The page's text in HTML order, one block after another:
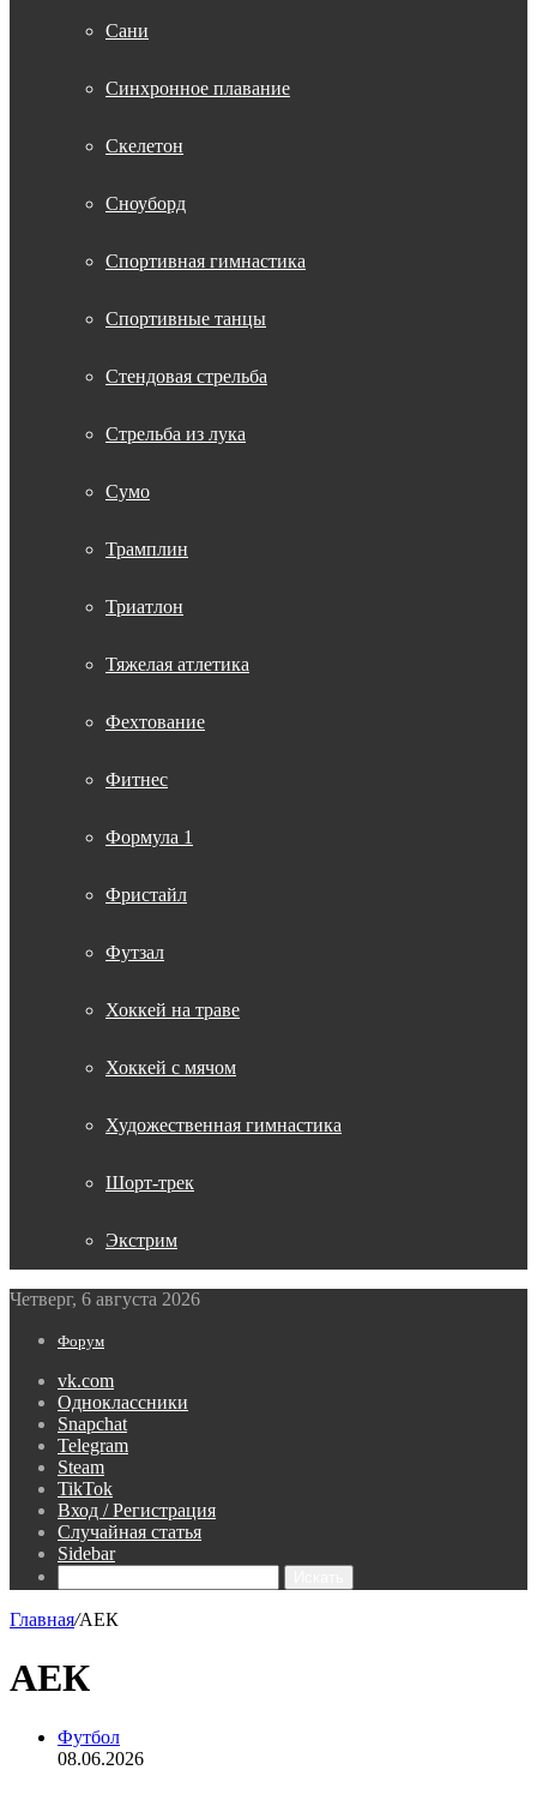
Сани
Синхронное плавание
Скелетон
Сноуборд
Спортивная гимнастика
Спортивные танцы
Стендовая стрельба
Стрельба из лука
Сумо
Трамплин
Триатлон
Тяжелая атлетика
Фехтование
Фитнес
Формула 1
Фристайл
Футзал
Хоккей на траве
Хоккей с мячом
Художественная гимнастика
Шорт-трек
Экстрим
Четверг, 6 августа 2026
Форум
vk.com
Одноклассники
Snapchat
Telegram
Steam
TikTok
Вход / Регистрация
Случайная статья
Sidebar
Главная/АЕК
АЕК
Футбол
08.06.2026